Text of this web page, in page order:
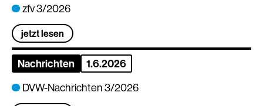
zfv 3/2026
jetzt lesen
DVW-Nachrichten 3/2026
Nachrichten 1.6.2026